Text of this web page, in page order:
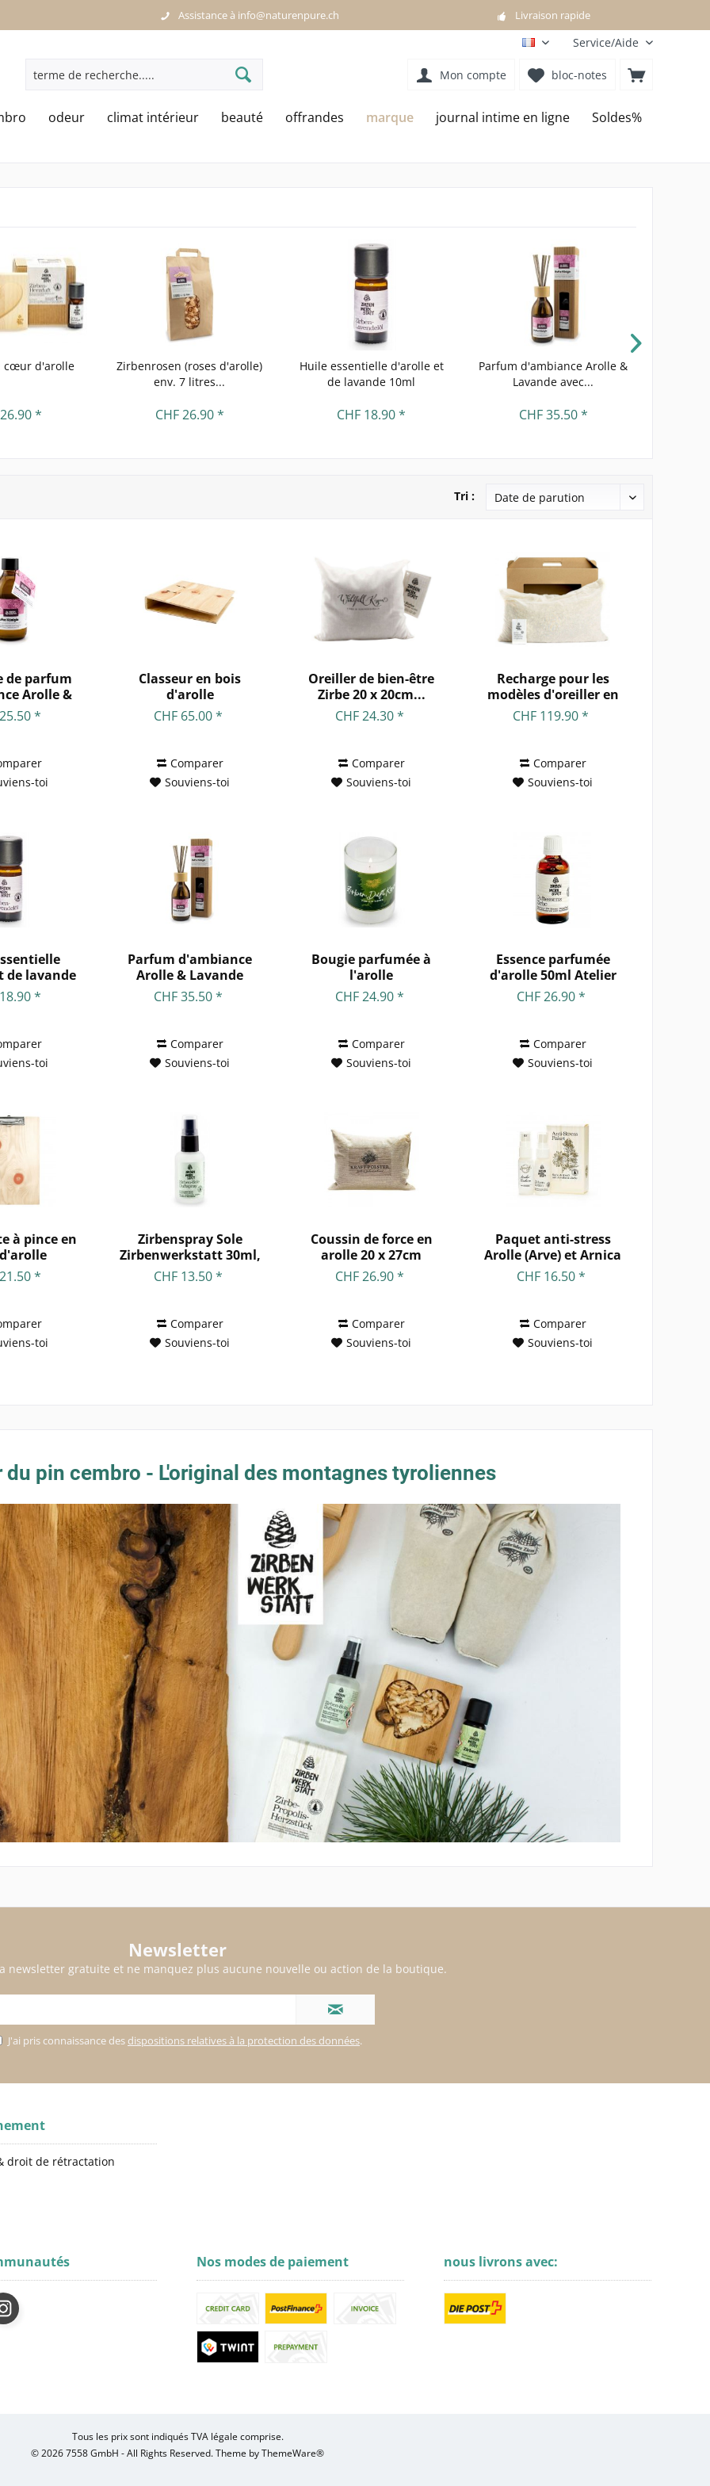
Assistance à info@naturenpure.ch Livraison rapide
FR Service/Aide
bloc-notes
Mon compte
odeur climat intérieur beauté offrandes marque journal intime en ligne Soldes%
cœur d'arolle
*
Zirbenrosen (roses d'arolle)
env. 7 litres...
CHF 26.90 *
Huile essentielle d'arolle et
de lavande 10ml
CHF 18.90 *
Parfum d'ambiance Arolle &
Lavande avec...
CHF 35.50 *
Tri :
de parfum
Arolle &
*
toi
Classeur en bois
d'arolle
CHF 65.00 *
Comparer
Souviens-toi
Oreiller de bien-être
Zirbe 20 x 20cm...
CHF 24.30 *
Comparer
Souviens-toi
Recharge pour les
modèles d'oreiller en
pin...
CHF 119.90 *
Comparer
Souviens-toi
de lavande
*
toi
Parfum d'ambiance
Arolle & Lavande
avec...
CHF 35.50 *
Comparer
Souviens-toi
Bougie parfumée à
l'arolle
CHF 24.90 *
Comparer
Souviens-toi
Essence parfumée
d'arolle 50ml Atelier
d'arolle
CHF 26.90 *
Comparer
Souviens-toi
à pince en
*
toi
Zirbenspray Sole
Zirbenwerkstatt 30ml,
verre
CHF 13.50 *
Comparer
Souviens-toi
Coussin de force en
arolle 20 x 27cm
CHF 26.90 *
Comparer
Souviens-toi
Paquet anti-stress
Arolle (Arve) et Arnica
CHF 16.50 *
Comparer
Souviens-toi
du pin cembro - L'original des montagnes tyroliennes
Newsletter
newsletter gratuite et ne manquez plus aucune nouvelle ou action de la boutique.
J'ai pris connaissance des dispositions relatives à la protection des données.
droit de rétractation
Nos modes de paiement nous livrons avec:
Tous les prix sont indiqués TVA légale comprise.
© 2026 7558 GmbH - All Rights Reserved. Theme byThemeWare®